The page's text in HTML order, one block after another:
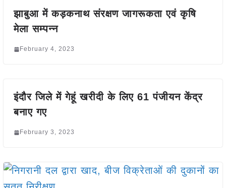
झाबुआ में कड़कनाथ संरक्षण जागरूकता एवं कृषि
मेला सम्पन्न
February 4, 2023
इंदौर जिले में गेहूं खरीदी के लिए 61 पंजीयन केंद्र
बनाए गए
February 3, 2023